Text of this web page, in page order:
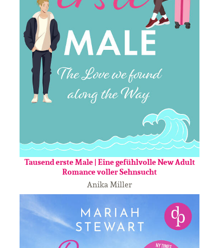
Tausend erste Male | Eine gefühlvolle New Adult
Romance voller Sehnsucht
Anika Miller